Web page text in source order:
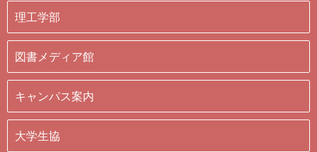
理工学部
図書メディア館
キャンパス案内
大学生協